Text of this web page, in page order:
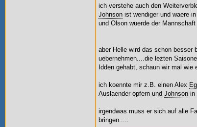
ich verstehe auch den
Johnson ist wendiger und waere
und Olson wuerde der
aber Helle wird das schon besser
uebernehmen....die lezten
Idden gehabt, schaun wir mal wie
ich koennte mir z.B. einen Alex
Auslaender opfern und Johnson in
irgendwas muss er sich auf alle
bringen.....